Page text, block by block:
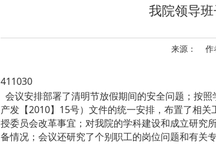
我院领导
来源： 作
411030
会议安排部署了清明节放假期间的安全问题；按
产发【2010】15号）文件的统一安排，布置了相
授委员会改革事宜；对我院的学科建设和成立研究
备情况；会议还研究了个别职工的岗位问题和有关专